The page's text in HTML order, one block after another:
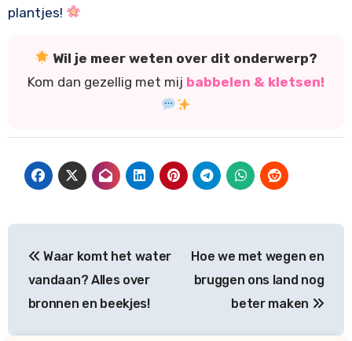
plantjes!
Wil je meer weten over dit onderwerp?
Kom dan gezellig met mij babbelen & kletsen!
navigatie
Waar komt het water
vandaan? Alles over
bronnen en beekjes!
Hoe we met wegen en
bruggen ons land nog
beter maken